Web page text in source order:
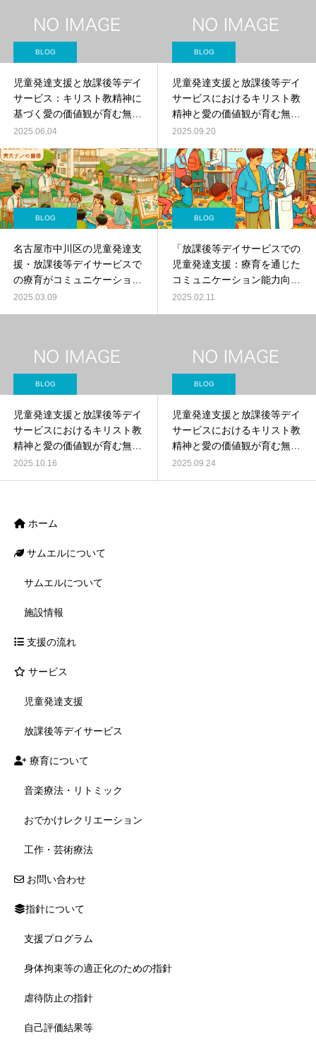
BLOG
児童発達支援と放課後等デイ
サービス：キリスト教精神に
基づく愛の価値観が育む無限
の可能性
2025.06.04
BLOG
児童発達支援と放課後等デイ
サービスにおけるキリスト教
精神と愛の価値観が育む無限
の可能性
2025.09.20
BLOG
名古屋市中川区の児童発達支
援・放課後等デイサービスで
の療育がコミュニケーション
能力向上と集団生活への適応
2025.03.09
BLOG
「放課後等デイサービスでの
児童発達支援：療育を通じた
コミュニケーション能力向上
と集団生活への適応訓練」
2025.02.11
BLOG
児童発達支援と放課後等デイ
サービスにおけるキリスト教
精神と愛の価値観が育む無限
の可能性
2025.10.16
BLOG
児童発達支援と放課後等デイ
サービスにおけるキリスト教
精神と愛の価値観が育む無限
の可能性
2025.09.24
ホーム
サムエルについて
サムエルについて
施設情報
支援の流れ
サービス
児童発達支援
放課後等デイサービス
療育について
音楽療法・リトミック
おでかけレクリエーション
工作・芸術療法
お問い合わせ
指針について
支援プログラム
身体拘束等の適正化のための指針
虐待防止の指針
自己評価結果等